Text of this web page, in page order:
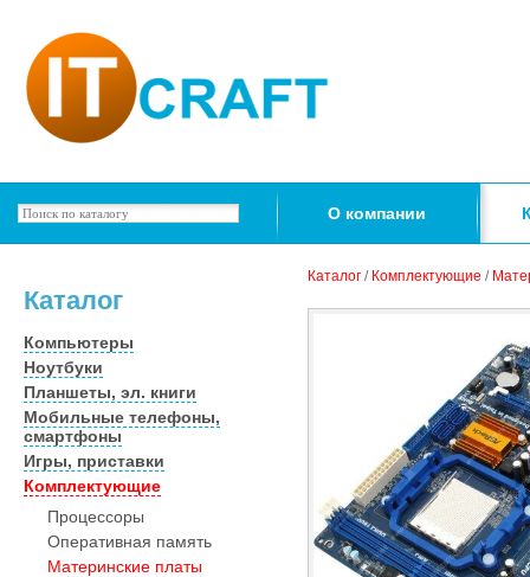
О компании
Каталог
Компьютеры
Ноутбуки
Планшеты, эл. книги
Мобильные телефоны,
смартфоны
Игры, приставки
Комплектующие
Процессоры
Оперативная память
Материнские платы
Каталог / Комплектующие /